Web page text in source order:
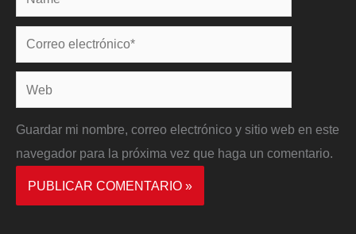
Correo
electrónico*
Web
Guardar mi nombre, correo electrónico y sitio web en este
navegador para la próxima vez que haga un comentario.